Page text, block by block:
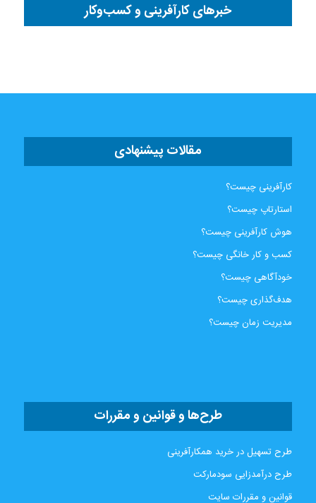
خبرهای کارآفرینی و کسب‌وکار
مقالات پیشنهادی
کارآفرینی چیست؟
استارتاپ چیست؟
هوش کارآفرینی چیست؟
کسب و کار خانگی چیست؟
خودآگاهی چیست؟
هدف‌گذاری چیست؟
مدیریت زمان چیست؟
طرح‌ها و قوانین و مقررات
طرح تسهیل در خرید همکارآفرینی
طرح درآمدزایی سودمارکت
قوانین و مقررات سایت